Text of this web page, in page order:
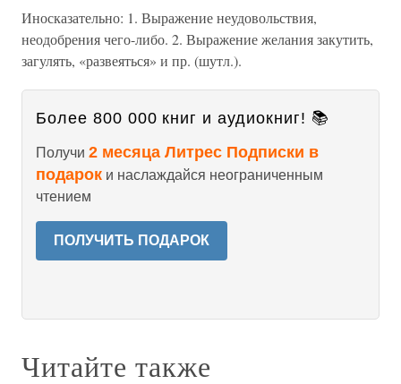
Иносказательно: 1. Выражение неудовольствия,
неодобрения чего-либо. 2. Выражение желания закутить,
загулять, «развеяться» и пр. (шутл.).
Более 800 000 книг и аудиокниг! 📚
Получи 2 месяца Литрес Подписки в
подарок и наслаждайся неограниченным
чтением
ПОЛУЧИТЬ ПОДАРОК
Читайте также